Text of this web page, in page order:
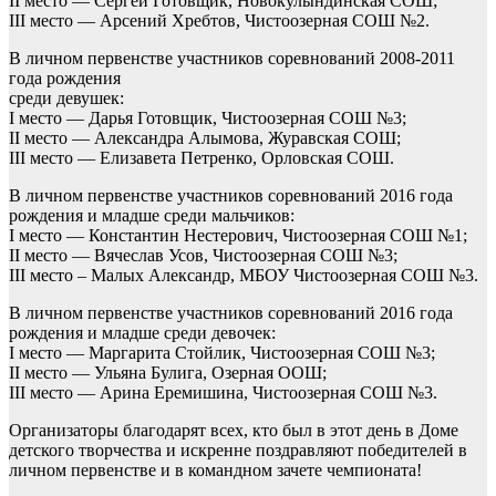
III место — Арсений Хребтов, Чистоозерная СОШ №2.
В личном первенстве участников соревнований 2008-2011
года рождения
среди девушек:
I место — Дарья Готовщик, Чистоозерная СОШ №3;
II место — Александра Алымова, Журавская СОШ;
III место — Елизавета Петренко, Орловская СОШ.
В личном первенстве участников соревнований 2016 года
рождения и младше среди мальчиков:
I место — Константин Нестерович, Чистоозерная СОШ №1;
II место — Вячеслав Усов, Чистоозерная СОШ №3;
III место – Малых Александр, МБОУ Чистоозерная СОШ №3.
В личном первенстве участников соревнований 2016 года
рождения и младше среди девочек:
I место — Маргарита Стойлик, Чистоозерная СОШ №3;
II место — Ульяна Булига, Озерная ООШ;
III место — Арина Еремишина, Чистоозерная СОШ №3.
Организаторы благодарят всех, кто был в этот день в Доме
детского творчества и искренне поздравляют победителей в
личном первенстве и в командном зачете чемпионата!